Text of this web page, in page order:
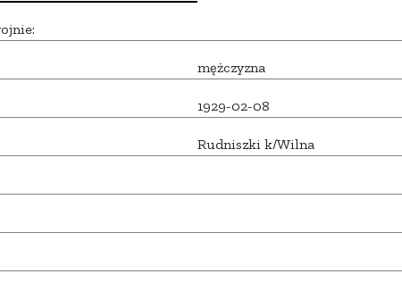
mężczyzna
1929-02-08
Rudniszki k/Wilna